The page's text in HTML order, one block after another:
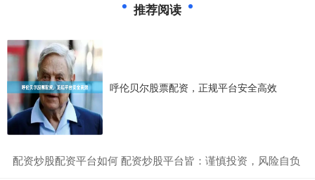
推荐阅读
呼伦贝尔股票配资，正规平台安全高效
​配资炒股配资平台如何 配资炒股平台皆：谨慎投资，风险自负